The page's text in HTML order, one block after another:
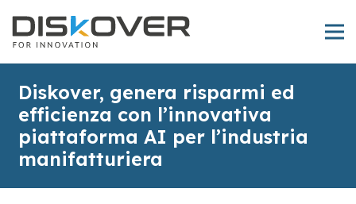
Diskover, genera risparmi ed
efficienza con l’innovativa
piattaforma AI per l’industria
manifatturiera